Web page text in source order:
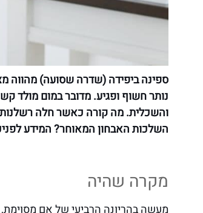
ספינה ביפידה (שדרה שסועה)
נותר חשוף ופגיע. מדובר במום מולד
והשכלית. מה קורה כאשר חלה רשלנות
השלכות האבחון המאוחר? המידע
מקרה שהיה
מעשה בהריונה הרביעי של אם